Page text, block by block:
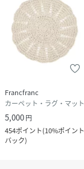
Francfranc
カーペット・ラグ・マット
5,000円
454ポイント(10%ポイント
バック)